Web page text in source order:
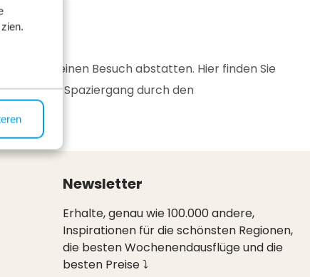
einen Besuch abstatten. Hier finden Sie
einen Spaziergang durch den
Newsletter
Erhalte, genau wie 100.000 andere,
Inspirationen für die schönsten Regionen,
die besten Wochenendausflüge und die
besten Preise ⤵